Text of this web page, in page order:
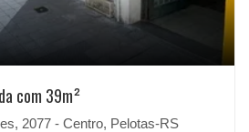
com 39m²
2077 - Centro, Pelotas-RS